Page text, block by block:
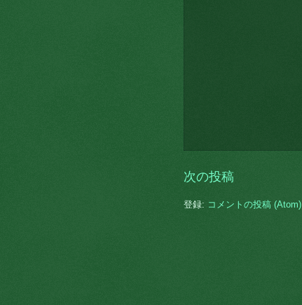
次の投稿
登録: コメントの投稿 (Atom)